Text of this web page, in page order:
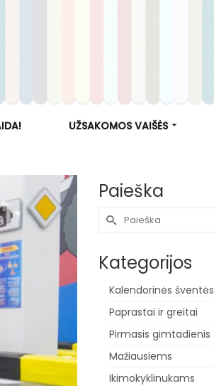
UŽSAKOMOS VAIŠĖS
Paieška
Search
for:
Kategorijos
Kalendorinės šventės
Paprastai ir greitai
Pirmasis gimtadienis
Mažiausiems
Ikimokyklinukams